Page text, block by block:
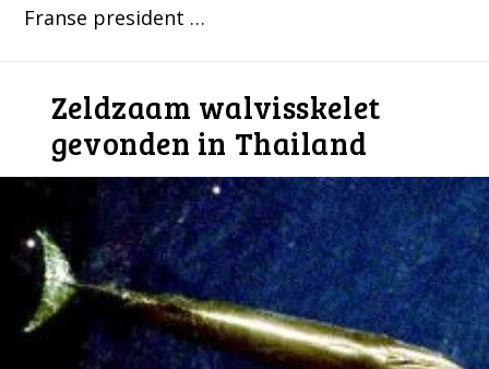
Franse president …
Zeldzaam walvisskelet
gevonden in Thailand